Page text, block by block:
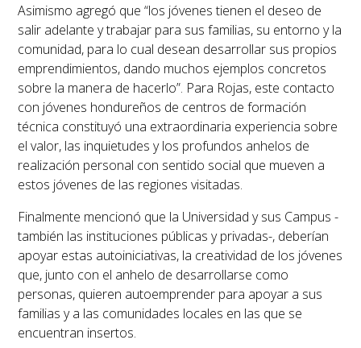
Asimismo agregó que “los jóvenes tienen el deseo de
salir adelante y trabajar para sus familias, su entorno y la
comunidad, para lo cual desean desarrollar sus propios
emprendimientos, dando muchos ejemplos concretos
sobre la manera de hacerlo”. Para Rojas, este contacto
con jóvenes hondureños de centros de formación
técnica constituyó una extraordinaria experiencia sobre
el valor, las inquietudes y los profundos anhelos de
realización personal con sentido social que mueven a
estos jóvenes de las regiones visitadas.
Finalmente mencionó que la Universidad y sus Campus -
también las instituciones públicas y privadas-, deberían
apoyar estas autoiniciativas, la creatividad de los jóvenes
que, junto con el anhelo de desarrollarse como
personas, quieren autoemprender para apoyar a sus
familias y a las comunidades locales en las que se
encuentran insertos.